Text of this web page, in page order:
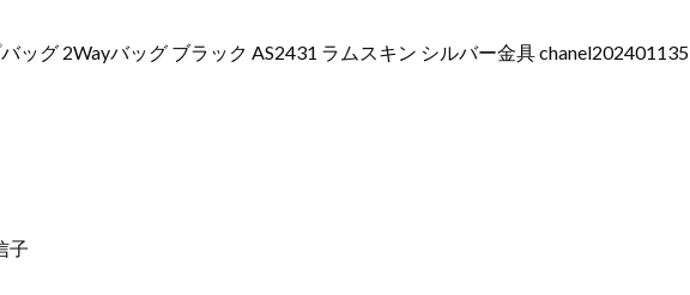
ッグ 2Wayバッグ ブラック AS2431 ラムスキン シルバー金具 chanel202401135
子